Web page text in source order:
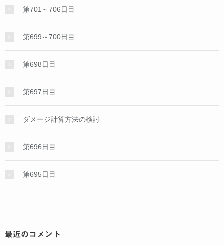
第701～706日目
第699～700日目
第698日目
第697日目
ダメージ計算方法の検討
第696日目
第695日目
最近のコメント